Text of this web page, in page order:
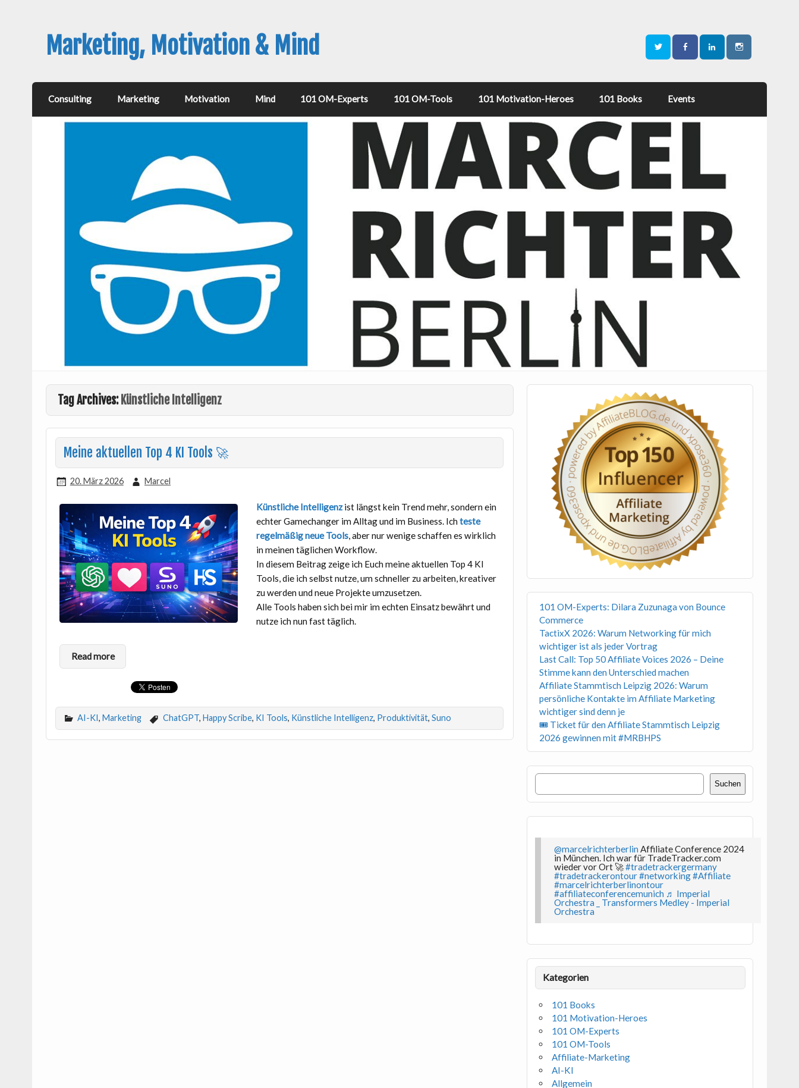
Marketing, Motivation & Mind
Consulting Marketing Motivation Mind 101 OM-Experts 101 OM-Tools 101 Motivation-Heroes 101 Books Events
Tag Archives: Künstliche Intelligenz
Meine aktuellen Top 4 KI Tools 🚀
20. März 2026 Marcel
Künstliche Intelligenzist längst kein Trend mehr, sondern ein
echter Gamechanger im Alltag und im Business. Ich teste
regelmäßig neue Tools, aber nur wenige schaffen es wirklich
in meinen täglichen Workflow.
In diesem Beitrag zeige ich Euch meine aktuellen Top 4 KI
Tools, die ich selbst nutze, um schneller zu arbeiten, kreativer
zu werden und neue Projekte umzusetzen.
Alle Tools haben sich bei mir im echten Einsatz bewährt und
nutze ich nun fast täglich.
Read more
AI-KI,Marketing ChatGPT, Happy Scribe, KI Tools, Künstliche Intelligenz, Produktivität, Suno
101 OM-Experts: Dilara Zuzunaga von Bounce
Commerce
TactixX 2026: Warum Networking für mich
wichtiger ist als jeder Vortrag
Last Call: Top 50 Affiliate Voices 2026 – Deine
Stimme kann den Unterschied machen
Affiliate Stammtisch Leipzig 2026: Warum
persönliche Kontakte im Affiliate Marketing
wichtiger sind denn je
🎟 Ticket für den Affiliate Stammtisch Leipzig
2026 gewinnen mit #MRBHPS
Suchen
Suchen
@marcelrichterberlin Affiliate Conference 2024
in München. Ich war für TradeTracker.com
wieder vor Ort 🚀#tradetrackergermany
#tradetrackerontour#networking#Affiliate
#marcelrichterberlinontour
#affiliateconferencemunich ♬ Imperial
Orchestra _ Transformers Medley - Imperial
Orchestra
Kategorien
101 Books
101 Motivation-Heroes
101 OM-Experts
101 OM-Tools
Affiliate-Marketing
AI-KI
Allgemein